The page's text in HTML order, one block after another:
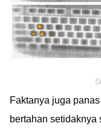
Faktanya juga
bertahan setidaknya